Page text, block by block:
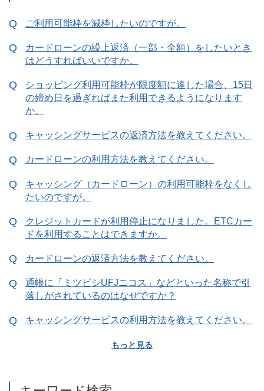
ご利用可能枠を減枠したいのですが。
カードローンの繰上返済（一部・全額）をしたいとき
はどうすればいいですか。
ショッピング利用可能枠が限度額に達した場合、15日
の締め日を過ぎればまた利用できるようになります
か。
キャッシングサービスの返済方法を教えてください。
カードローンの利用方法を教えてください。
キャッシング（カードローン）の利用可能枠をなくし
たいのですが。
クレジットカードが利用停止になりました。ETCカー
ドを利用することはできますか。
カードローンの返済方法を教えてください。
通帳に「ミツビシUFJニコス」などといった名称で引
落しがされているのはなぜですか？
キャッシングサービスの利用方法を教えてください。
もっと見る